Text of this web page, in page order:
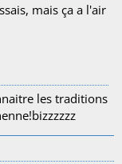
mais ça a l'air
les traditions